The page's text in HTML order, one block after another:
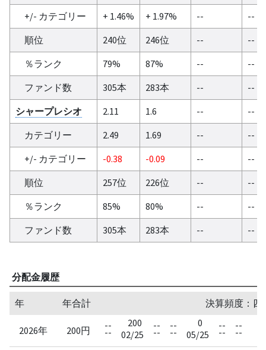
+/- カテゴリー
+ 1.46% + 1.97% --
--
順位
240位 246位 --
--
％ランク
79% 87% --
--
ファンド数
305本 283本 --
--
シャープレシオ
2.11 1.6 --
--
カテゴリー
2.49 1.69 --
--
+/- カテゴリー
-0.38 -0.09 --
--
順位
257位 226位 --
--
％ランク
85% 80% --
--
ファンド数
305本 283本 -- --
分配金履歴
年 年合計 決算頻度：四
2026年 200円 --
--
200
02/25
--
--
--
--
0
05/25
--
--
--
--